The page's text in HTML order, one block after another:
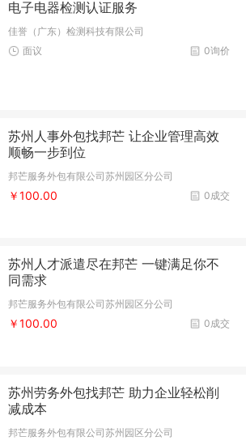
电子电器检测认证服务
佳誉（广东）检测科技有限公司
0询价
面议
苏州人事外包找邦芒 让企业管理高效
顺畅一步到位
邦芒服务外包有限公司苏州园区分公司
0成交
￥100.00
苏州人才派遣尽在邦芒 一键满足你不
同需求
邦芒服务外包有限公司苏州园区分公司
0成交
￥100.00
苏州劳务外包找邦芒 助力企业轻松削
减成本
邦芒服务外包有限公司苏州园区分公司